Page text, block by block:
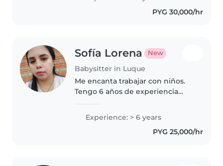
los niños, pintar, leer, bailar
hacer cualquier cosa con tal de
PYG 30,000/hr
Sofía Lorena New
Babysitter in Luque
Me encanta trabajar con niños.
Tengo 6 años de experiencia
bebés y niños pequeños. ¡Estoy
deseando cuidar de tus hijos!
Puedes ponerte en contacto
Experience: > 6 years
PYG 25,000/hr